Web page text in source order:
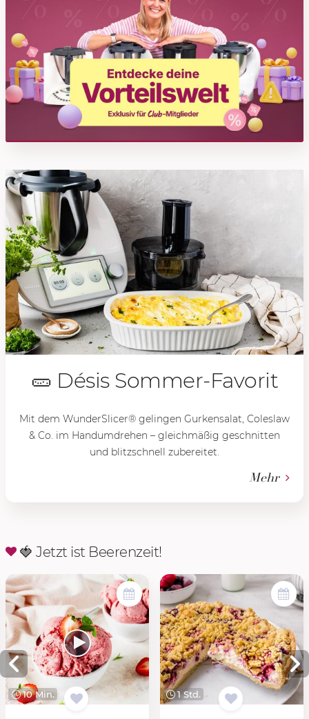
🥒 Désis Sommer-Favorit
Mit dem WunderSlicer® gelingen Gurkensalat, Coleslaw
& Co. im Handumdrehen – gleichmäßig geschnitten
und blitzschnell zubereitet.
Mehr
🍓 Jetzt ist Beerenzeit!
10 Min. 1 Std.